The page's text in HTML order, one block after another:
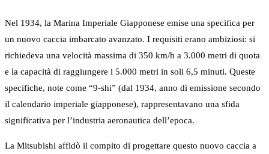
Nel 1934, la Marina Imperiale Giapponese emise una specifica per
un nuovo caccia imbarcato avanzato. I requisiti erano ambiziosi: si
richiedeva una velocità massima di 350 km/h a 3.000 metri di quota
e la capacità di raggiungere i 5.000 metri in soli 6,5 minuti. Queste
specifiche, note come “9-shi” (dal 1934, anno di emissione secondo
il calendario imperiale giapponese), rappresentavano una sfida
significativa per l’industria aeronautica dell’epoca.
La Mitsubishi affidò il compito di progettare questo nuovo caccia a